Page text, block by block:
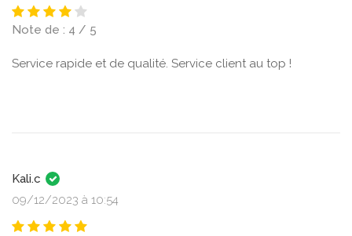
Note de : 4 / 5
Service rapide et de qualité. Service client au top !
Kali.c
09/12/2023 à 10:54